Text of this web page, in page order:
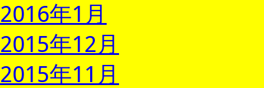
2016年1月
2015年12月
2015年11月